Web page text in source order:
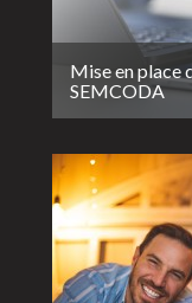
Mise en place
SEMCODA